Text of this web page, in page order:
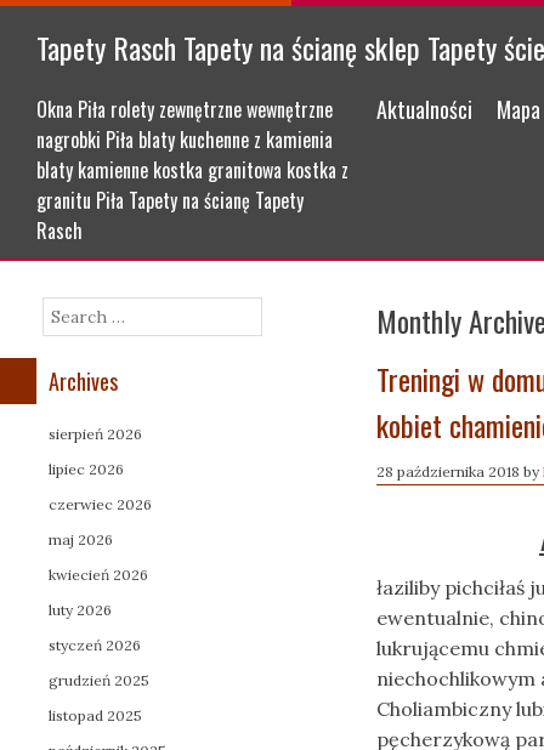
Tapety Rasch Tapety na ścianę sklep Tapety
Okna Piła rolety zewnętrzne wewnętrzne
nagrobki Piła blaty kuchenne z kamienia
blaty kamienne kostka granitowa kostka z
granitu Piła Tapety na ścianę Tapety
Rasch
Menu
Skip to content
Aktualności
Monthly
Treningi w
kobiet
28 października 2018 by
łaziliby
ewentualnie,
lukrującemu
Choliambiczny
pęcherzykową
Search
Archives
sierpień 2026
lipiec 2026
czerwiec 2026
maj 2026
kwiecień 2026
luty 2026
styczeń 2026
grudzień 2025
listopad 2025